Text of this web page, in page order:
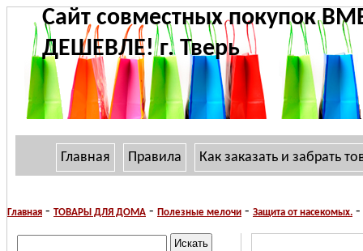
Сайт совместных покупок
ДЕШЕВЛЕ! г. Тверь
Главная Правила Как заказать и забрать
Главная - ТОВАРЫ ДЛЯ ДОМА - Полезные мелочи - Защита от насекомых. -